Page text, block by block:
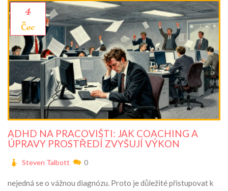
4
čec
ADHD NA PRACOVIŠTI: JAK COACHING A
ÚPRAVY PROSTŘEDÍ ZVYŠUJÍ VÝKON
Steven Talbott 0
nejedná se o vážnou diagnózu. Proto je důležité přistupovat k